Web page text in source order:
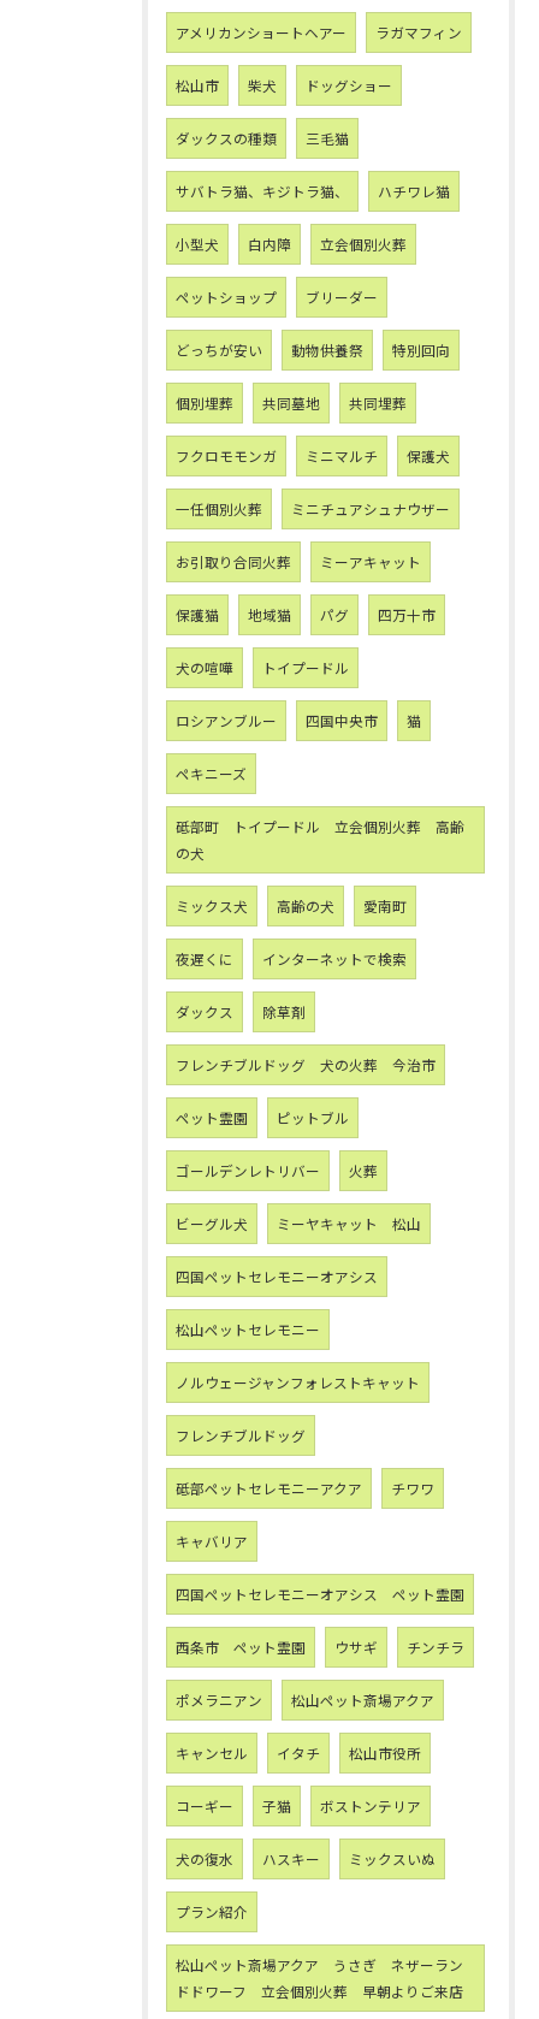
アメリカンショートヘアー ラガマフィン
松山市 柴犬 ドッグショー
ダックスの種類 三毛猫
サバトラ猫、キジトラ猫、 ハチワレ猫
小型犬 白内障 立会個別火葬
ペットショップ ブリーダー
どっちが安い 動物供養祭 特別回向
個別埋葬 共同墓地 共同埋葬
フクロモモンガ ミニマルチ 保護犬
一任個別火葬 ミニチュアシュナウザー
お引取り合同火葬 ミーアキャット
保護猫 地域猫 パグ 四万十市
犬の喧嘩 トイプードル
ロシアンブルー 四国中央市 猫
ペキニーズ
砥部町 トイプードル 立会個別火葬 高齢
の犬
ミックス犬 高齢の犬 愛南町
夜遅くに インターネットで検索
ダックス 除草剤
フレンチブルドッグ 犬の火葬 今治市
ペット霊園 ピットブル
ゴールデンレトリバー 火葬
ビーグル犬 ミーヤキャット 松山
四国ペットセレモニーオアシス
松山ペットセレモニー
ノルウェージャンフォレストキャット
フレンチブルドッグ
砥部ペットセレモニーアクア チワワ
キャバリア
四国ペットセレモニーオアシス ペット霊園
西条市 ペット霊園 ウサギ チンチラ
ポメラニアン 松山ペット斎場アクア
キャンセル イタチ 松山市役所
コーギー 子猫 ボストンテリア
犬の復水 ハスキー ミックスいぬ
プラン紹介
松山ペット斎場アクア うさぎ ネザーラン
ドドワーフ 立会個別火葬 早朝よりご来店